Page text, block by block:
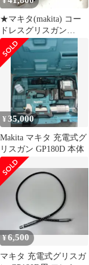
★マキタ(makita) コー
ドレスグリスガン
GP180DZ【狭山】
¥35,000
Makita マキタ 充電式グ
リスガン GP180D 本体
¥6,500
マキタ 充電式グリスガ